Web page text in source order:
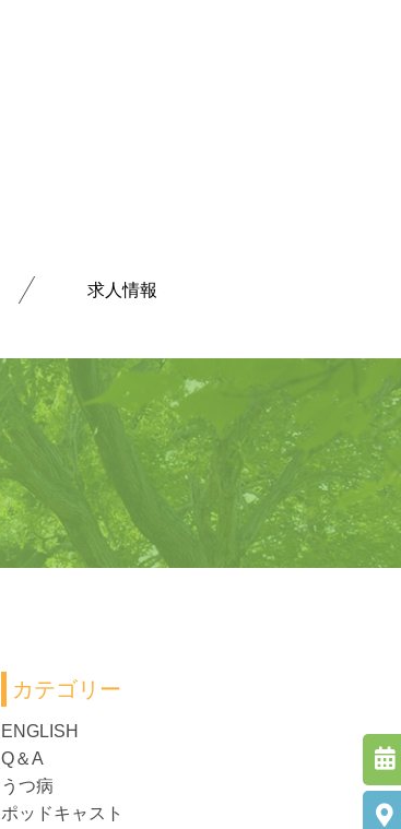
求人情報
カテゴリー
ENGLISH
Q＆A
うつ病
ポッドキャスト